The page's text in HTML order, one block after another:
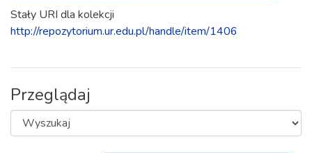
Stały URI dla kolekcji
http://repozytorium.ur.edu.pl/handle/item/1406
Przeglądaj